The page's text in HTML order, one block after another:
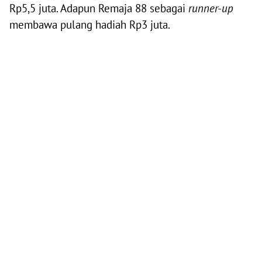
Rp5,5 juta. Adapun Remaja 88 sebagai runner-up
membawa pulang hadiah Rp3 juta.